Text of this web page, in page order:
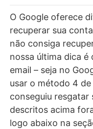
O Google oferece
recuperar sua
não consiga
nossa última dica é
email – seja no
usar o método 4
conseguiu resgatar
descritos acima
logo abaixo na